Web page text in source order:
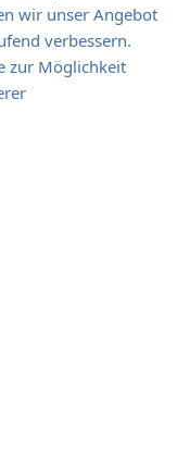
wir unser Angebot
verbessern.
zur Möglichkeit